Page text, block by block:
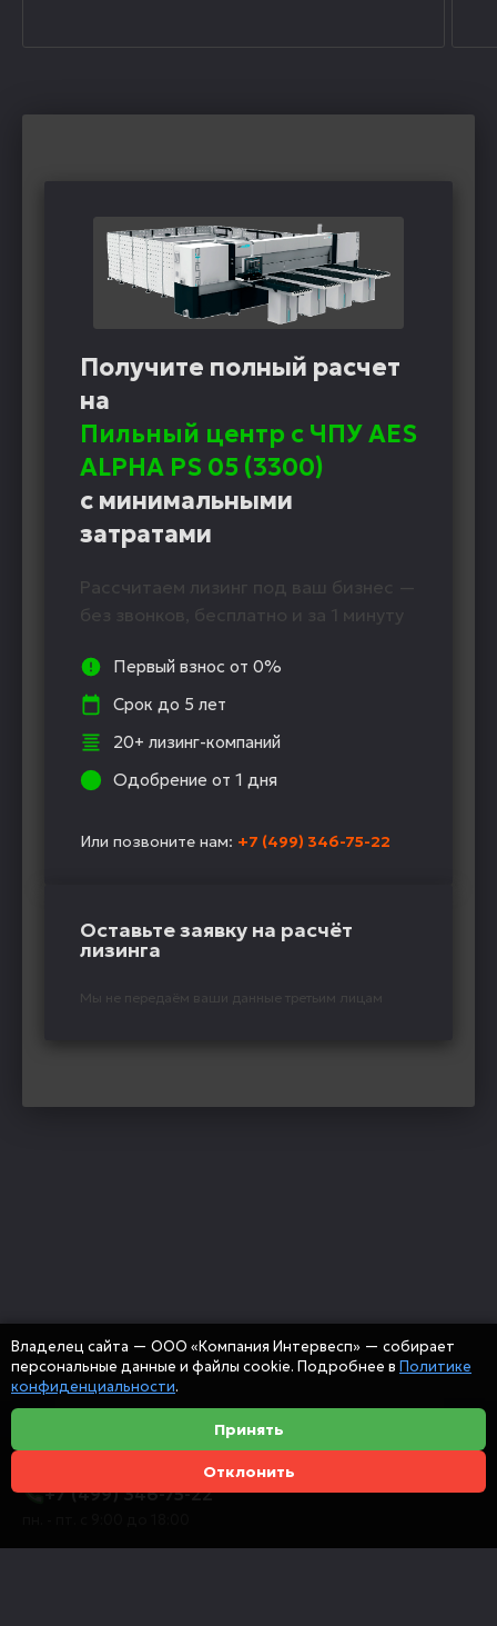
Получите полный расчет
на
Пильный центр с ЧПУ AES
ALPHA PS 05 (3300)
с минимальными
затратами
Рассчитаем лизинг под ваш бизнес —
без звонков, бесплатно и за 1 минуту
Первый взнос от 0%
Срок до 5 лет
20+ лизинг-компаний
Одобрение от 1 дня
Или позвоните нам: +7 (499) 346-75-22
Оставьте заявку на расчёт
лизинга
Мы не передаём ваши данные третьим лицам
+7 (499) 346-75-22
Владелец сайта — ООО «Компания Интервесп» — собирает
персональные данные и файлы cookie. Подробнее в Политике
конфиденциальности.
Принять
Отклонить